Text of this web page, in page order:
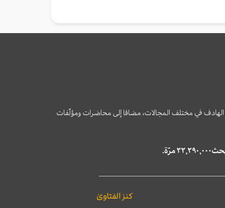
الهادف في مختلف المجالات، مضافا إلى محاضرات ومؤلّفات
كنز الفتاوىٰ